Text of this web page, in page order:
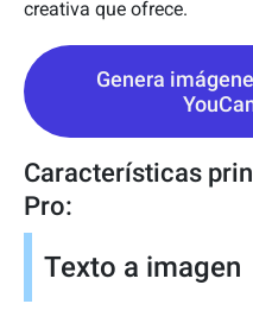
creativa que ofrece.
Genera
Características
Pro:
Texto a imagen